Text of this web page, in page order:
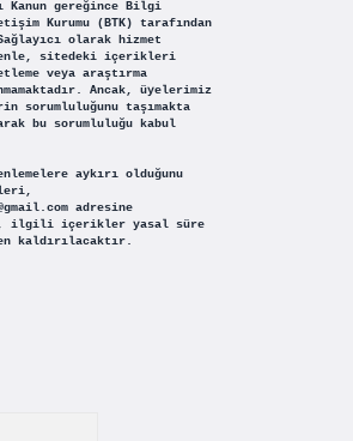
Kanun gereğince Bilgi
Kurumu (BTK) tarafından
olarak hizmet
sitedeki içerikleri
veya araştırma
Ancak, üyelerimiz
sorumluluğunu taşımakta
bu sorumluluğu kabul
aykırı olduğunu
adresine
ilgili içerikler yasal süre
kaldırılacaktır.